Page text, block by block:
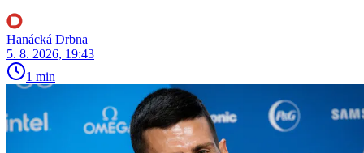
Hanácká Drbna
5. 8. 2026, 19:43
1 min